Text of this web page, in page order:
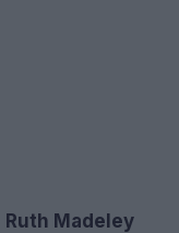
Ruth Madeley